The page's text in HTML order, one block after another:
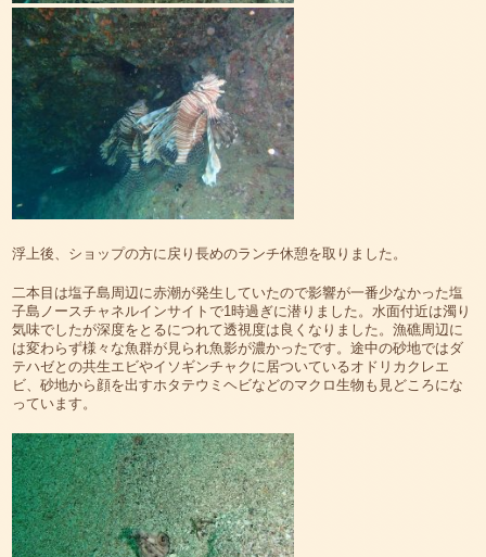
浮上後、ショップの方に戻り長めのランチ休憩を取りました。
二本目は塩子島周辺に赤潮が発生していたので影響が一番少なかった塩
子島ノースチャネルインサイトで1時過ぎに潜りました。水面付近は濁り
気味でしたが深度をとるにつれて透視度は良くなりました。漁礁周辺に
は変わらず様々な魚群が見られ魚影が濃かったです。途中の砂地ではダ
テハゼとの共生エビやイソギンチャクに居ついているオドリカクレエ
ビ、砂地から顔を出すホタテウミヘビなどのマクロ生物も見どころにな
っています。